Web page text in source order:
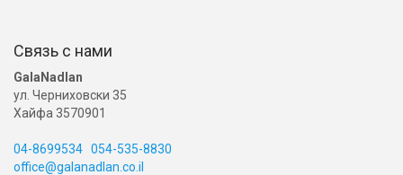
Связь с нами
GalaNadlan
ул. Черниховски 35
Хайфа 3570901
04-8699534 054-535-8830
office@galanadlan.co.il